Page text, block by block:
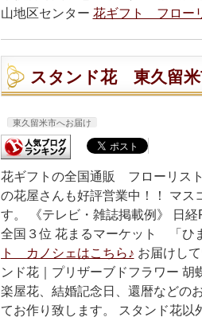
山地区センター 花ギフト フロー
スタンド花 東久留
東久留米市へお届け
花ギフトの全国通販 フローリス
の花屋さんも好評営業中！！ マス
す。 《テレビ・雑誌掲載例》 日
全国３位 花まるマーケット 「ひ
ト カノシェはこちら♪ お届けし
ンド花｜プリザーブドフラワー 胡
楽屋花、結婚記念日、還暦など
てお作り致します。 スタンド花